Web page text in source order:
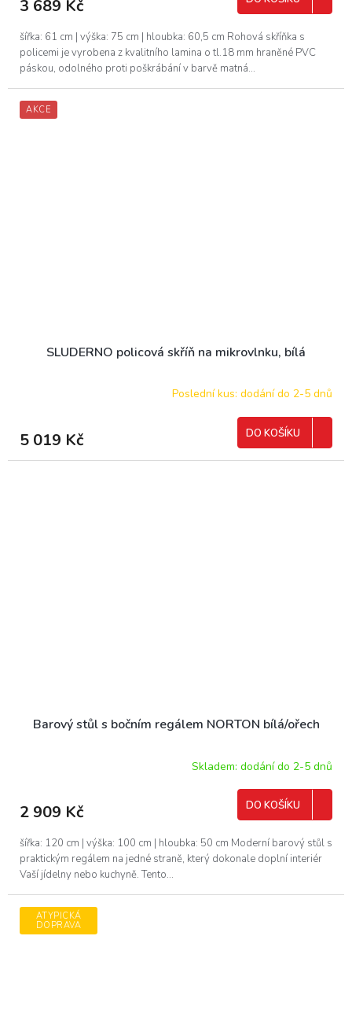
3 689 Kč
šířka: 61 cm | výška: 75 cm | hloubka: 60,5 cm Rohová skříňka s
policemi je vyrobena z kvalitního lamina o tl.18 mm hraněné PVC
páskou, odolného proti poškrábání v barvě matná...
AKCE
SLUDERNO policová skříň na mikrovlnku, bílá
Poslední kus: dodání do 2-5 dnů
5 019 Kč DO KOŠÍKU
Barový stůl s bočním regálem NORTON bílá/ořech
Skladem: dodání do 2-5 dnů
2 909 Kč DO KOŠÍKU
šířka: 120 cm | výška: 100 cm | hloubka: 50 cm Moderní barový stůl s
praktickým regálem na jedné straně, který dokonale doplní interiér
Vaší jídelny nebo kuchyně. Tento...
ATYPICKÁ
DOPRAVA